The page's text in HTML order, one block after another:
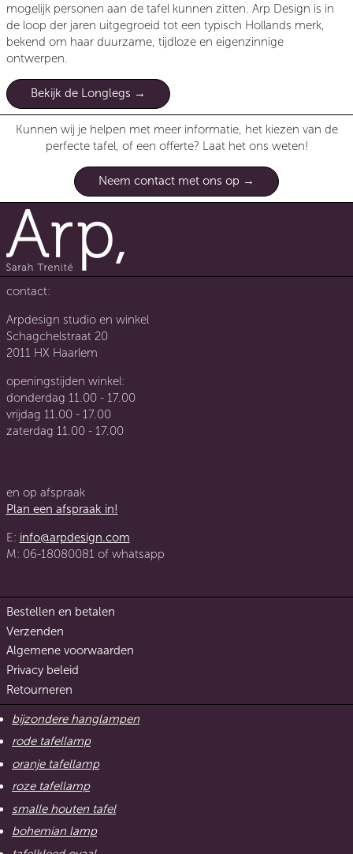
mogelijk personen aan de tafel kunnen zitten. Arp Design is in
de loop der jaren uitgegroeid tot een typisch Hollands merk,
bekend om haar duurzame, tijdloze en eigenzinnige
ontwerpen.
Bekijk de Longlegs
Kunnen wij je helpen met meer informatie, het kiezen van de
perfecte tafel, of een offerte? Laat het ons weten!
Neem contact met ons op
contact:
Arpdesign studio en winkel
Schagchelstraat 20
2011 HX Haarlem
openingstijden winkel:
donderdag 11.00 - 17.00
vrijdag 11.00 - 17.00
zaterdag 11.00 - 17.00
en op afspraak
Plan een afspraak in!
E: info@arpdesign.com
M: 06-18080081 of whatsapp
Bestellen en betalen
Verzenden
Algemene voorwaarden
Privacy beleid
Retourneren
bijzondere hanglampen
rode tafellamp
oranje tafellamp
roze tafellamp
smalle houten tafel
bohemian lamp